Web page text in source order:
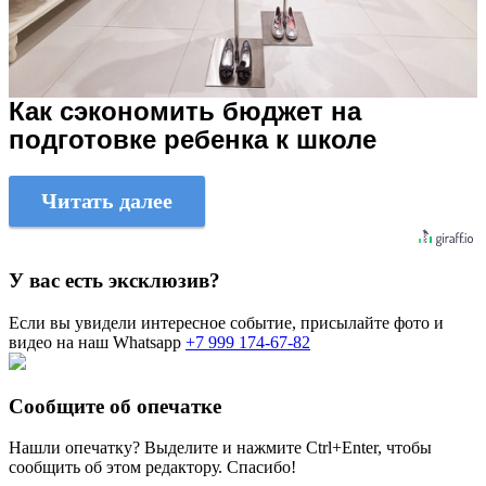
Как сэкономить бюджет на
подготовке ребенка к школе
Читать далее
У вас есть эксклюзив?
Если вы увидели интересное событие, присылайте фото и
видео на наш Whatsapp +7 999 174-67-82
Сообщите об опечатке
Нашли опечатку? Выделите и нажмите Ctrl+Enter, чтобы
сообщить об этом редактору. Спасибо!